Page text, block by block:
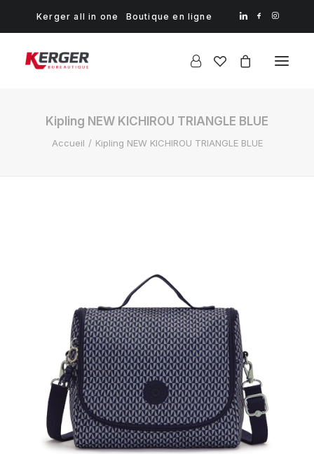
Kerger all in one Boutique en ligne
Kipling NEW KICHIROU TRIANGLE BLUE
Accueil Kipling NEW KICHIROU TRIANGLE BLUE